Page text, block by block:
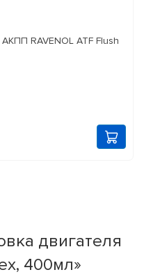
RAVENOL ATF Flush
двигателя
400мл»